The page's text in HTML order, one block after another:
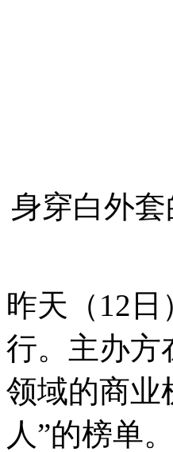
身穿白外
昨天（12
行。主办方
领域的商业
人”的榜单